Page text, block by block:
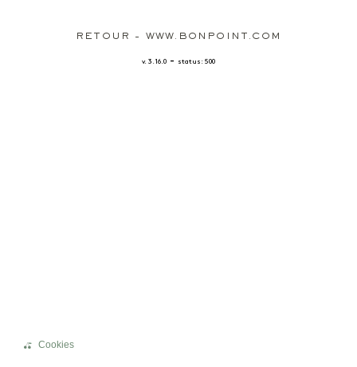
RETOUR - WWW.BONPOINT.COM
v. 3.16.0 - status: 500